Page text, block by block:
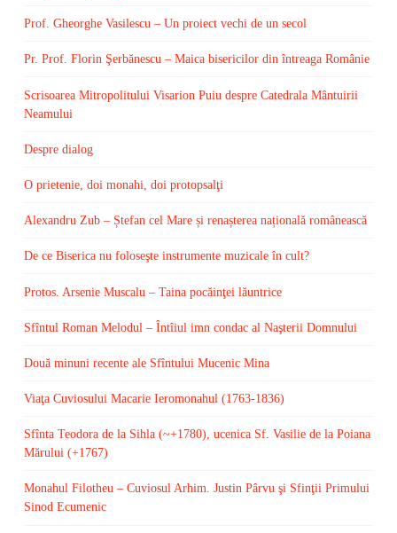
Prof. Gheorghe Vasilescu – Un proiect vechi de un secol
Pr. Prof. Florin Şerbănescu – Maica bisericilor din întreaga Românie
Scrisoarea Mitropolitului Visarion Puiu despre Catedrala Mântuirii
Neamului
Despre dialog
O prietenie, doi monahi, doi protopsalţi
Alexandru Zub – Ștefan cel Mare și renașterea națională românească
De ce Biserica nu foloseşte instrumente muzicale în cult?
Protos. Arsenie Muscalu – Taina pocăinţei lăuntrice
Sfîntul Roman Melodul – Întîiul imn condac al Naşterii Domnului
Două minuni recente ale Sfîntului Mucenic Mina
Viaţa Cuviosului Macarie Ieromonahul (1763-1836)
Sfînta Teodora de la Sihla (~+1780), ucenica Sf. Vasilie de la Poiana
Mărului (+1767)
Monahul Filotheu – Cuviosul Arhim. Justin Pârvu şi Sfinţii Primului
Sinod Ecumenic